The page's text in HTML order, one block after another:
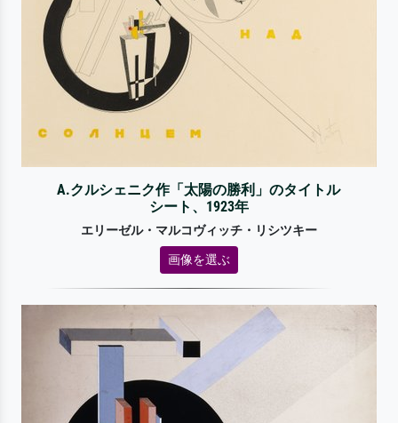
A.クルシェニク作「太陽の勝利」のタイトル
シート、1923年
エリーゼル・マルコヴィッチ・リシツキー
画像を選ぶ